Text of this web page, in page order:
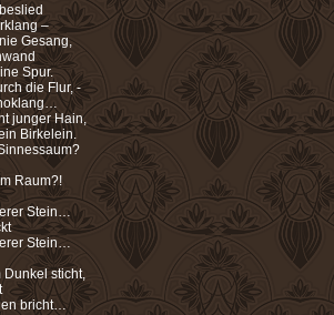
–
Gesang,
die Flur, -
junger Hain,
Birkelein.
Stein…
Stein…
sticht,